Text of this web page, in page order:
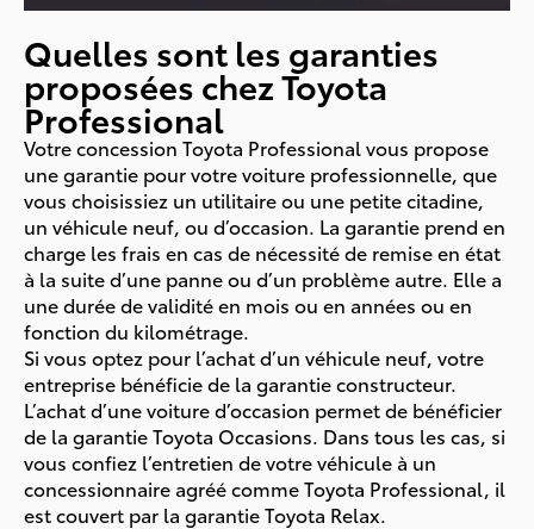
Quelles sont les garanties
proposées chez Toyota
Professional
Votre concession Toyota Professional vous propose
une garantie pour votre voiture professionnelle, que
vous choisissiez un utilitaire ou une petite citadine,
un véhicule neuf, ou d’occasion. La garantie prend en
charge les frais en cas de nécessité de remise en état
à la suite d’une panne ou d’un problème autre. Elle a
une durée de validité en mois ou en années ou en
fonction du kilométrage.
Si vous optez pour l’achat d’un véhicule neuf, votre
entreprise bénéficie de la garantie constructeur.
L’achat d’une voiture d’occasion permet de bénéficier
de la garantie Toyota Occasions. Dans tous les cas, si
vous confiez l’entretien de votre véhicule à un
concessionnaire agréé comme Toyota Professional, il
est couvert par la garantie Toyota Relax.